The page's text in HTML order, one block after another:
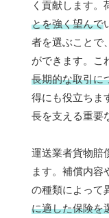
く貢献します。
とを強く望んで
者を選ぶことで
ができます。こ
長期的な取引に
得にも役立ちま
長を支える重要
運送業者貨物賠
ます。補償内容
の種類によって
に適した保険を